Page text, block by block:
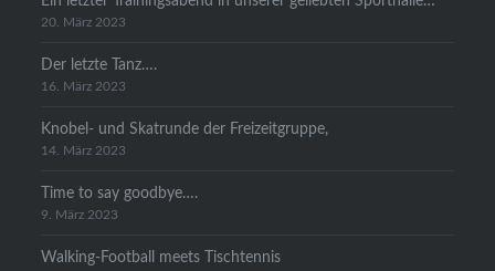
20. März 2023
Der letzte Tanz….
16. März 2023
Knobel- und Skatrunde der Freizeitgruppe,
14. März 2023
Time to say goodbye….
9. März 2023
Walking-Football meets Tischtennis